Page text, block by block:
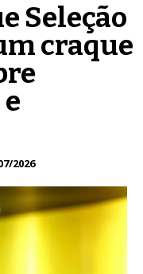
Seleção
craque
2026